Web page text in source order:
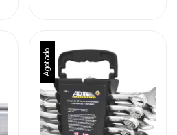
Agotado